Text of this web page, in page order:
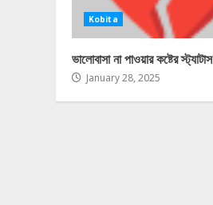
Kobita
ভালোবাসা না পাওয়ার কষ্টের স্ট্যাটাস
January 28, 2025